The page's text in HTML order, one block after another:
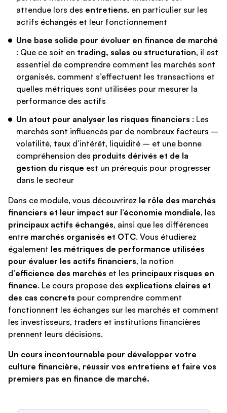
attendue lors des entretiens, en particulier sur les
actifs échangés et leur fonctionnement
Une base solide pour évoluer en finance de marché
: Que ce soit en trading, sales ou structuration, il est
essentiel de comprendre comment les marchés sont
organisés, comment s’effectuent les transactions et
quelles métriques sont utilisées pour mesurer la
performance des actifs
Un atout pour analyser les risques financiers : Les
marchés sont influencés par de nombreux facteurs –
volatilité, taux d’intérêt, liquidité – et une bonne
compréhension des produits dérivés et de la
gestion du risque est un prérequis pour progresser
dans le secteur
Dans ce module, vous découvrirez le rôle des marchés
financiers et leur impact sur l’économie mondiale, les
principaux actifs échangés, ainsi que les différences
entre marchés organisés et OTC. Vous étudierez
également les métriques de performance utilisées
pour évaluer les actifs financiers, la notion
d’efficience des marchés et les principaux risques en
finance. Le cours propose des explications claires et
des cas concrets pour comprendre comment
fonctionnent les échanges sur les marchés et comment
les investisseurs, traders et institutions financières
prennent leurs décisions.
Un cours incontournable pour développer votre
culture financière, réussir vos entretiens et faire vos
premiers pas en finance de marché.